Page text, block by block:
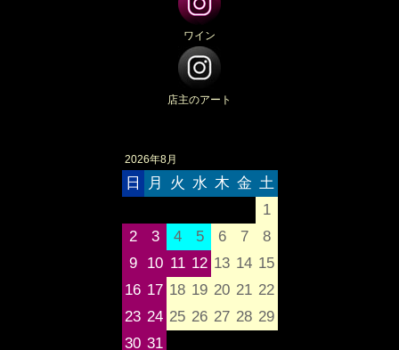
ワイン
店主のアート
2026年8月
日 月 火 水 木 金 土
1
2
3 4 5 6 7
8
9
10 11 12 13 14 15
16 17 18 19 20 21 22
23 24 25 26 27 28 29
30 31